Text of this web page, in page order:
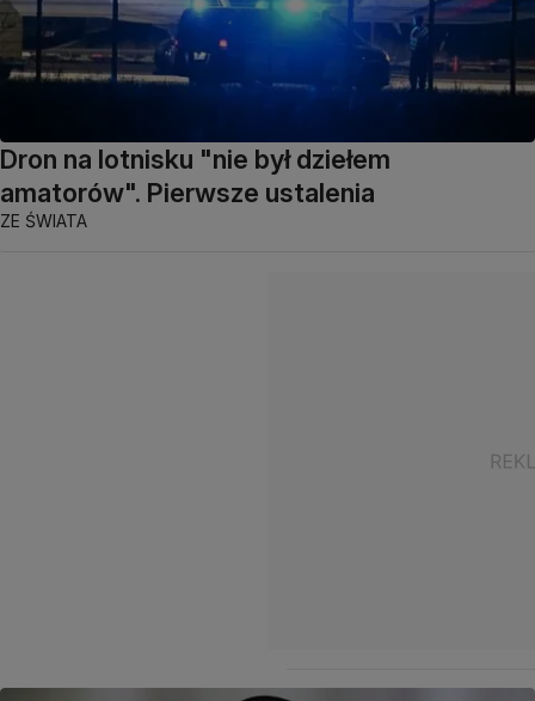
Dron na lotnisku "nie był dziełem
amatorów". Pierwsze ustalenia
ZE ŚWIATA